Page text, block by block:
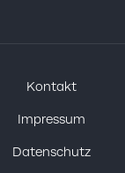
Kontakt
Impressum
Datenschutz